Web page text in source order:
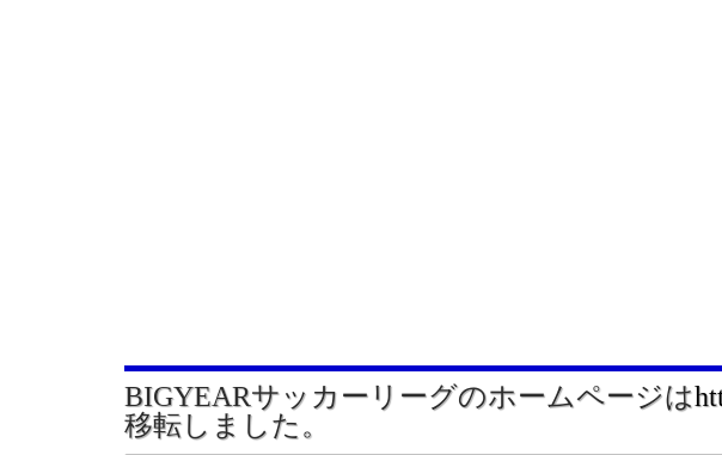
BIGYEARサッカーリーグのホームページは
移転しました。